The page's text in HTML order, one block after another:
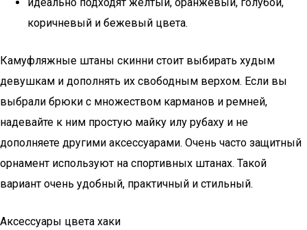
коричневый и бежевый цвета.
Камуфляжные штаны скинни стоит выбирать худым
девушкам и дополнять их свободным верхом. Если вы
выбрали брюки с множеством карманов и ремней,
надевайте к ним простую майку илу рубаху и не
дополняете другими аксессуарами. Очень часто защитный
орнамент используют на спортивных штанах. Такой
вариант очень удобный, практичный и стильный.
Аксессуары цвета хаки